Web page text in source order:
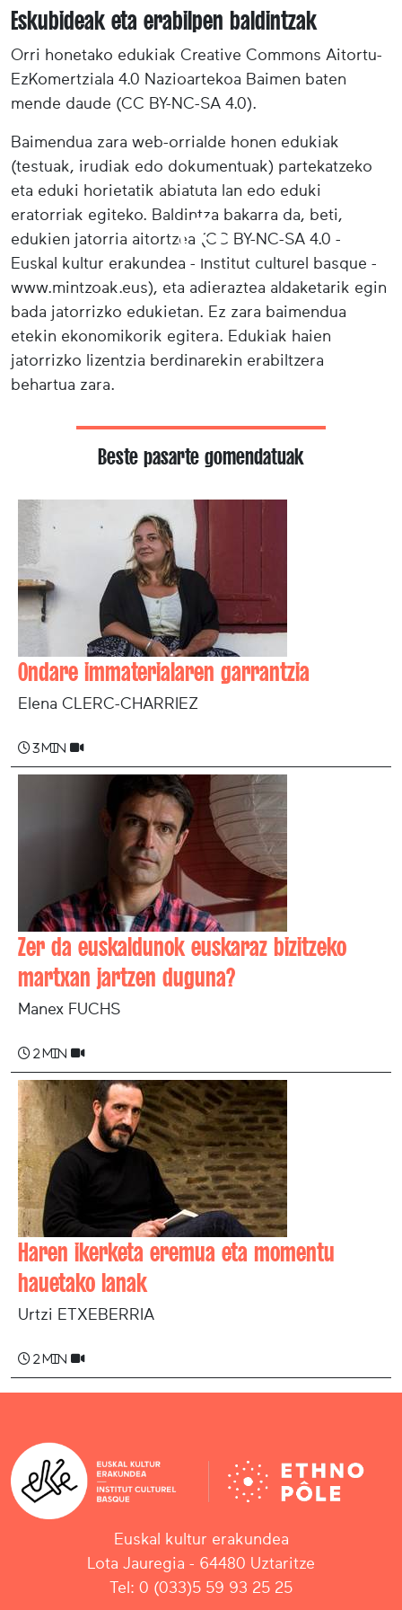
Eskubideak eta erabilpen baldintzak
Orri honetako edukiak Creative Commons Aitortu-
EzKomertziala 4.0 Nazioartekoa Baimen baten
mende daude (CC BY-NC-SA 4.0).
Baimendua zara web-orrialde honen edukiak
(testuak, irudiak edo dokumentuak) partekatzeko
eta eduki horietatik abiatuta lan edo eduki
eratorriak egiteko. Baldintza bakarra da, beti,
edukien jatorria aitortzea (CC BY-NC-SA 4.0 -
Euskal kultur erakundea - Institut culturel basque -
www.mintzoak.eus), eta adieraztea aldaketarik egin
bada jatorrizko edukietan. Ez zara baimendua
etekin ekonomikorik egitera. Edukiak haien
jatorrizko lizentzia berdinarekin erabiltzera
behartua zara.
Beste pasarte gomendatuak
Ondare immaterialaren garrantzia
Elena CLERC-CHARRIEZ
3 min
Zer da euskaldunok euskaraz bizitzeko
martxan jartzen duguna?
Manex FUCHS
2 min
Haren ikerketa eremua eta momentu
hauetako lanak
Urtzi ETXEBERRIA
2 min
Euskal kultur erakundea
Lota Jauregia - 64480 Uztaritze
Tel: 0 (033)5 59 93 25 25